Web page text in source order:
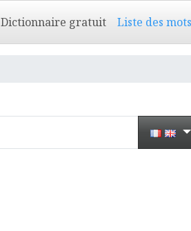
Dictionnaire gratuit Liste des mots